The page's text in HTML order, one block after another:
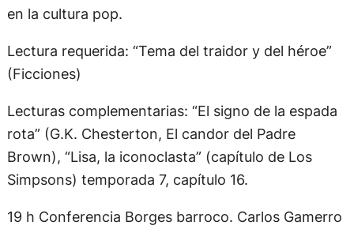
en la cultura pop.
Lectura requerida: “Tema del traidor y del héroe”
(Ficciones)
Lecturas complementarias: “El signo de la espada
rota” (G.K. Chesterton, El candor del Padre
Brown), “Lisa, la iconoclasta” (capítulo de Los
Simpsons) temporada 7, capítulo 16.
19 h Conferencia Borges barroco. Carlos Gamerro